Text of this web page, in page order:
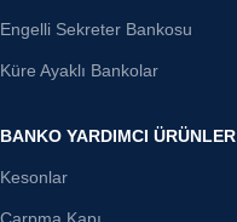
Engelli Sekreter Bankosu
Küre Ayaklı Bankolar
BANKO YARDIMCI ÜRÜNLER
Kesonlar